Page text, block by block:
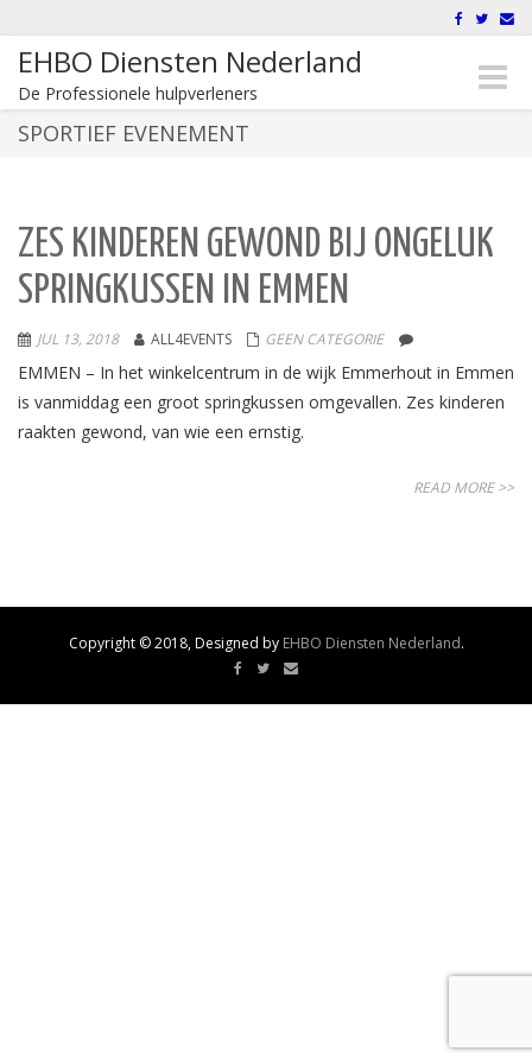
EHBO Diensten Nederland
De Professionele hulpverleners
Toggle
SPORTIEF EVENEMENT
ZES KINDEREN GEWOND BIJ ONGELUK
SPRINGKUSSEN IN EMMEN
JUL 13, 2018 ALL4EVENTS GEEN CATEGORIE
EMMEN – In het winkelcentrum in de wijk Emmerhout in Emmen
is vanmiddag een groot springkussen omgevallen. Zes kinderen
raakten gewond, van wie een ernstig.
READ MORE >>
Copyright © 2018, Designed by EHBO Diensten Nederland.